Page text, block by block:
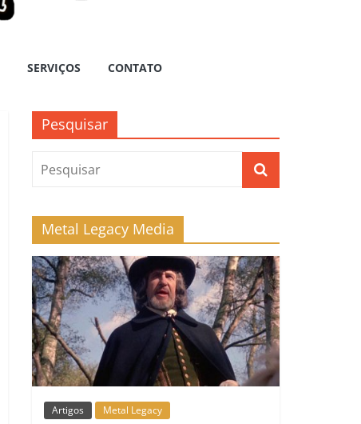
SERVIÇOS CONTATO
Pesquisar
Metal Legacy Media
Artigos Metal Legacy